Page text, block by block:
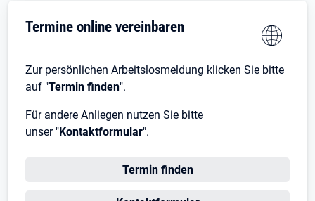
Termine online vereinbaren
Zur persönlichen Arbeitslosmeldung klicken Sie bitte
auf "Termin finden".
Für andere Anliegen nutzen Sie bitte
unser "Kontaktformular".
Termin finden